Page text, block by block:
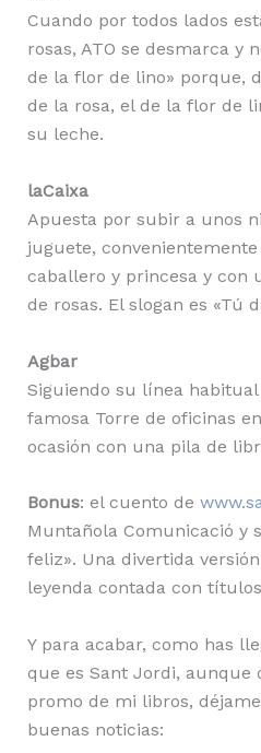
Cuando por todos lados
rosas, ATO se desmarca y
de la flor de lino» porque,
de la rosa, el de la flor de
su leche.
laCaixa
Apuesta por subir a unos
juguete,
caballero y princesa y con
de rosas. El slogan es «Tú
Agbar
Siguiendo su línea
famosa Torre de oficinas
ocasión con una pila de
Bonus: el cuento de
Muntañola Comunicació y
feliz». Una divertida
leyenda contada con
Y para acabar, como has
que es Sant Jordi, aunque
promo de mi libros,
buenas noticias: